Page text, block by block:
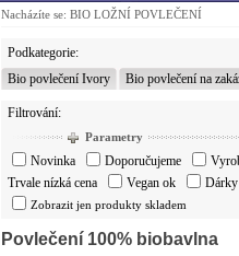
Nacházíte se: BIO LOŽNÍ POVLEČENÍ
Podkategorie:
Bio povlečení Ivory
Bio povlečení na
Filtrování:
Parametry
Novinka Doporučujeme
Trvale nízká cena
Vegan ok
Zobrazit jen produkty skladem
Povlečení 100% biobavlna